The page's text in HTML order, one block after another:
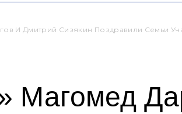
И Дмитрий Сизякин Поздравили Семьи
Магомед